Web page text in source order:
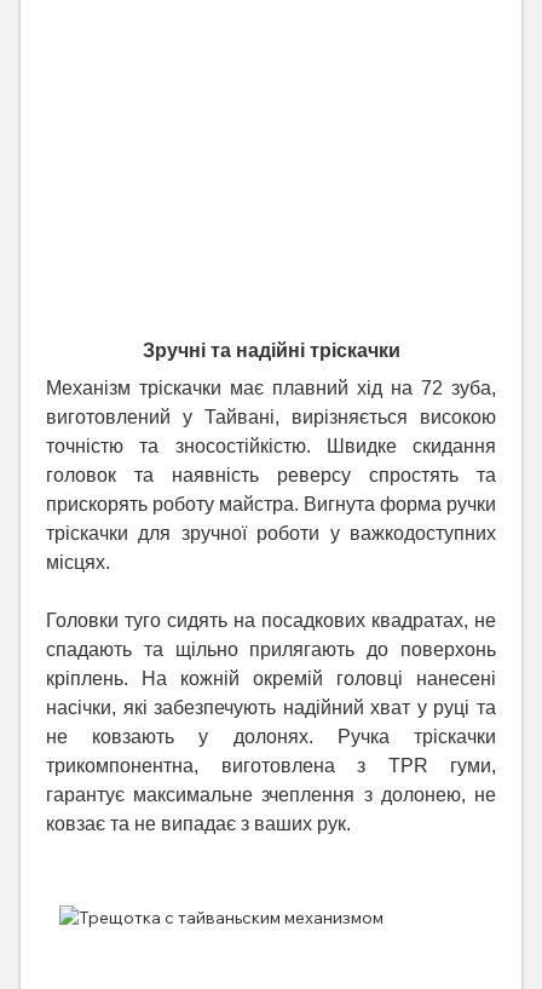
Зручні та надійні тріскачки
Механізм тріскачки має плавний хід на 72 зуба,
виготовлений у Тайвані, вирізняється високою
точністю та зносостійкістю. Швидке скидання
головок та наявність реверсу спростять та
прискорять роботу майстра. Вигнута форма ручки
тріскачки для зручної роботи у важкодоступних
місцях.
Головки туго сидять на посадкових квадратах, не
спадають та щільно прилягають до поверхонь
кріплень. На кожній окремій головці нанесені
насічки, які забезпечують надійний хват у руці та
не ковзають у долонях. Ручка тріскачки
трикомпонентна, виготовлена з TPR гуми,
гарантує максимальне зчеплення з долонею, не
ковзає та не випадає з ваших рук.